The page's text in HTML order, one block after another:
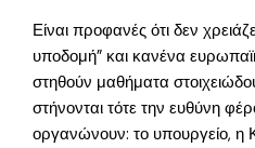
Είναι προφανές ότι δεν
υποδομή” και κανένα
στηθούν μαθήματα
στήνονται τότε την ευθύνη
οργανώνουν: το υπουργείο,